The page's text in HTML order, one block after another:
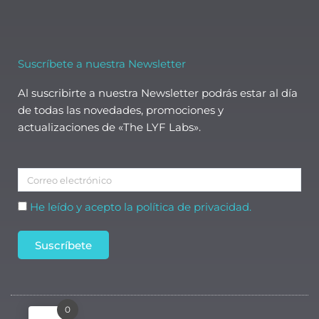
Suscríbete a nuestra Newsletter
Al suscribirte a nuestra Newsletter podrás estar al día
de todas las novedades, promociones y
actualizaciones de «The LYF Labs».
Correo
electrónico
Aceptación
He leído y acepto la política de privacidad.
Suscríbete
0